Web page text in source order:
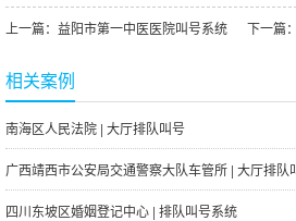
上一篇： 益阳市第一中医医院叫号系统 下一篇：
相关案例
南海区人民法院 | 大厅排队叫号
广西靖西市公安局交通警察大队车管所 | 大厅排队
四川东坡区婚姻登记中心 | 排队叫号系统